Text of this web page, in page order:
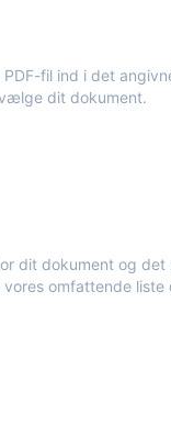
fil ind i det
dit dokument.
dit dokument og det
omfattende liste